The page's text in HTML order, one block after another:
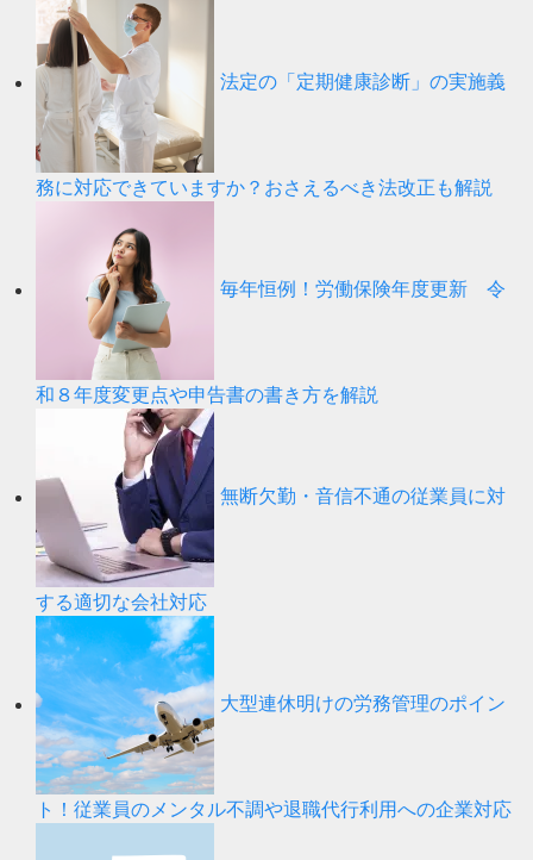
法定の「定期健康診断」の実施義
務に対応できていますか？おさえるべき法改正も解説
毎年恒例！労働保険年度更新 令
和８年度変更点や申告書の書き方を解説
無断欠勤・音信不通の従業員に対
する適切な会社対応
大型連休明けの労務管理のポイン
ト！従業員のメンタル不調や退職代行利用への企業対応